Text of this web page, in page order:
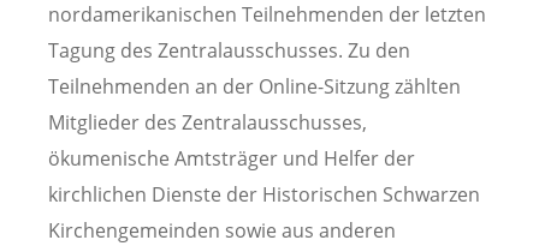
nordamerikanischen Teilnehmenden der letzten
Tagung des Zentralausschusses. Zu den
Teilnehmenden an der Online-Sitzung zählten
Mitglieder des Zentralausschusses,
ökumenische Amtsträger und Helfer der
kirchlichen Dienste der Historischen Schwarzen
Kirchengemeinden sowie aus anderen